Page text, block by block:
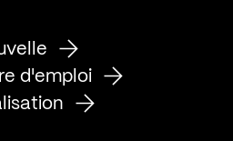
d'emploi